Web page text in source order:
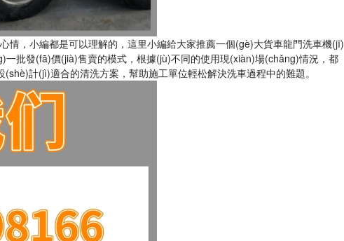
，小編都是可以理解的，這里小編給大家推薦一個(gè)大貨車龍門洗車機(jī)
發(fā)價(jià)售賣的模式，根據(jù)不同的使用現(xiàn)場(chǎng)情況，都
計(jì)適合的清洗方案，幫助施工單位輕松解決洗車過程中的難題。